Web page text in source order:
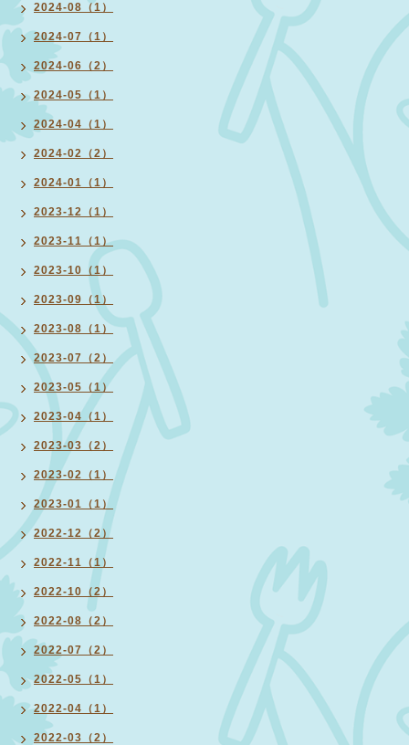
2024-08（1）
2024-07（1）
2024-06（2）
2024-05（1）
2024-04（1）
2024-02（2）
2024-01（1）
2023-12（1）
2023-11（1）
2023-10（1）
2023-09（1）
2023-08（1）
2023-07（2）
2023-05（1）
2023-04（1）
2023-03（2）
2023-02（1）
2023-01（1）
2022-12（2）
2022-11（1）
2022-10（2）
2022-08（2）
2022-07（2）
2022-05（1）
2022-04（1）
2022-03（2）